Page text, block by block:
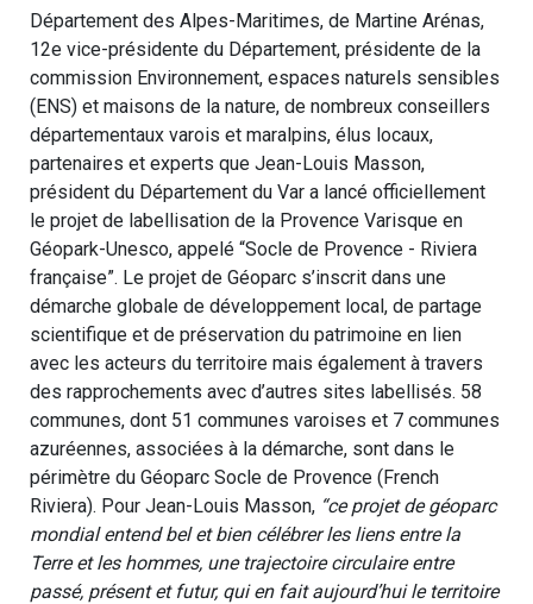
Département des Alpes-Maritimes, de Martine Arénas,
12e vice-présidente du Département, présidente de la
commission Environnement, espaces naturels sensibles
(ENS) et maisons de la nature, de nombreux conseillers
départementaux varois et maralpins, élus locaux,
partenaires et experts que Jean-Louis Masson,
président du Département du Var a lancé officiellement
le projet de labellisation de la Provence Varisque en
Géopark-Unesco, appelé “Socle de Provence - Riviera
française”. Le projet de Géoparc s’inscrit dans une
démarche globale de développement local, de partage
scientifique et de préservation du patrimoine en lien
avec les acteurs du territoire mais également à travers
des rapprochements avec d’autres sites labellisés. 58
communes, dont 51 communes varoises et 7 communes
azuréennes, associées à la démarche, sont dans le
périmètre du Géoparc Socle de Provence (French
Riviera). Pour Jean-Louis Masson, “ce projet de géoparc
mondial entend bel et bien célébrer les liens entre la
Terre et les hommes, une trajectoire circulaire entre
passé, présent et futur, qui en fait aujourd’hui le territoire